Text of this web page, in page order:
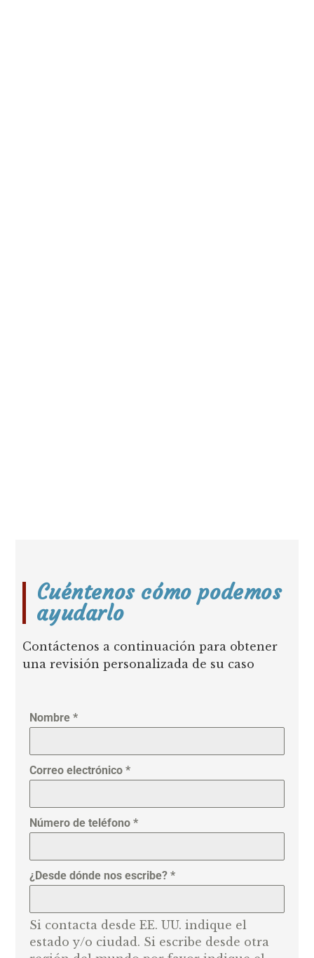
Cuéntenos cómo podemos
ayudarlo
Contáctenos a continuación para obtener
una revisión personalizada de su caso
Nombre*
Correo electrónico*
Número de teléfono*
¿Desde dónde nos escribe?*
Si contacta desde EE. UU. indique el
estado y/o ciudad. Si escribe desde otra